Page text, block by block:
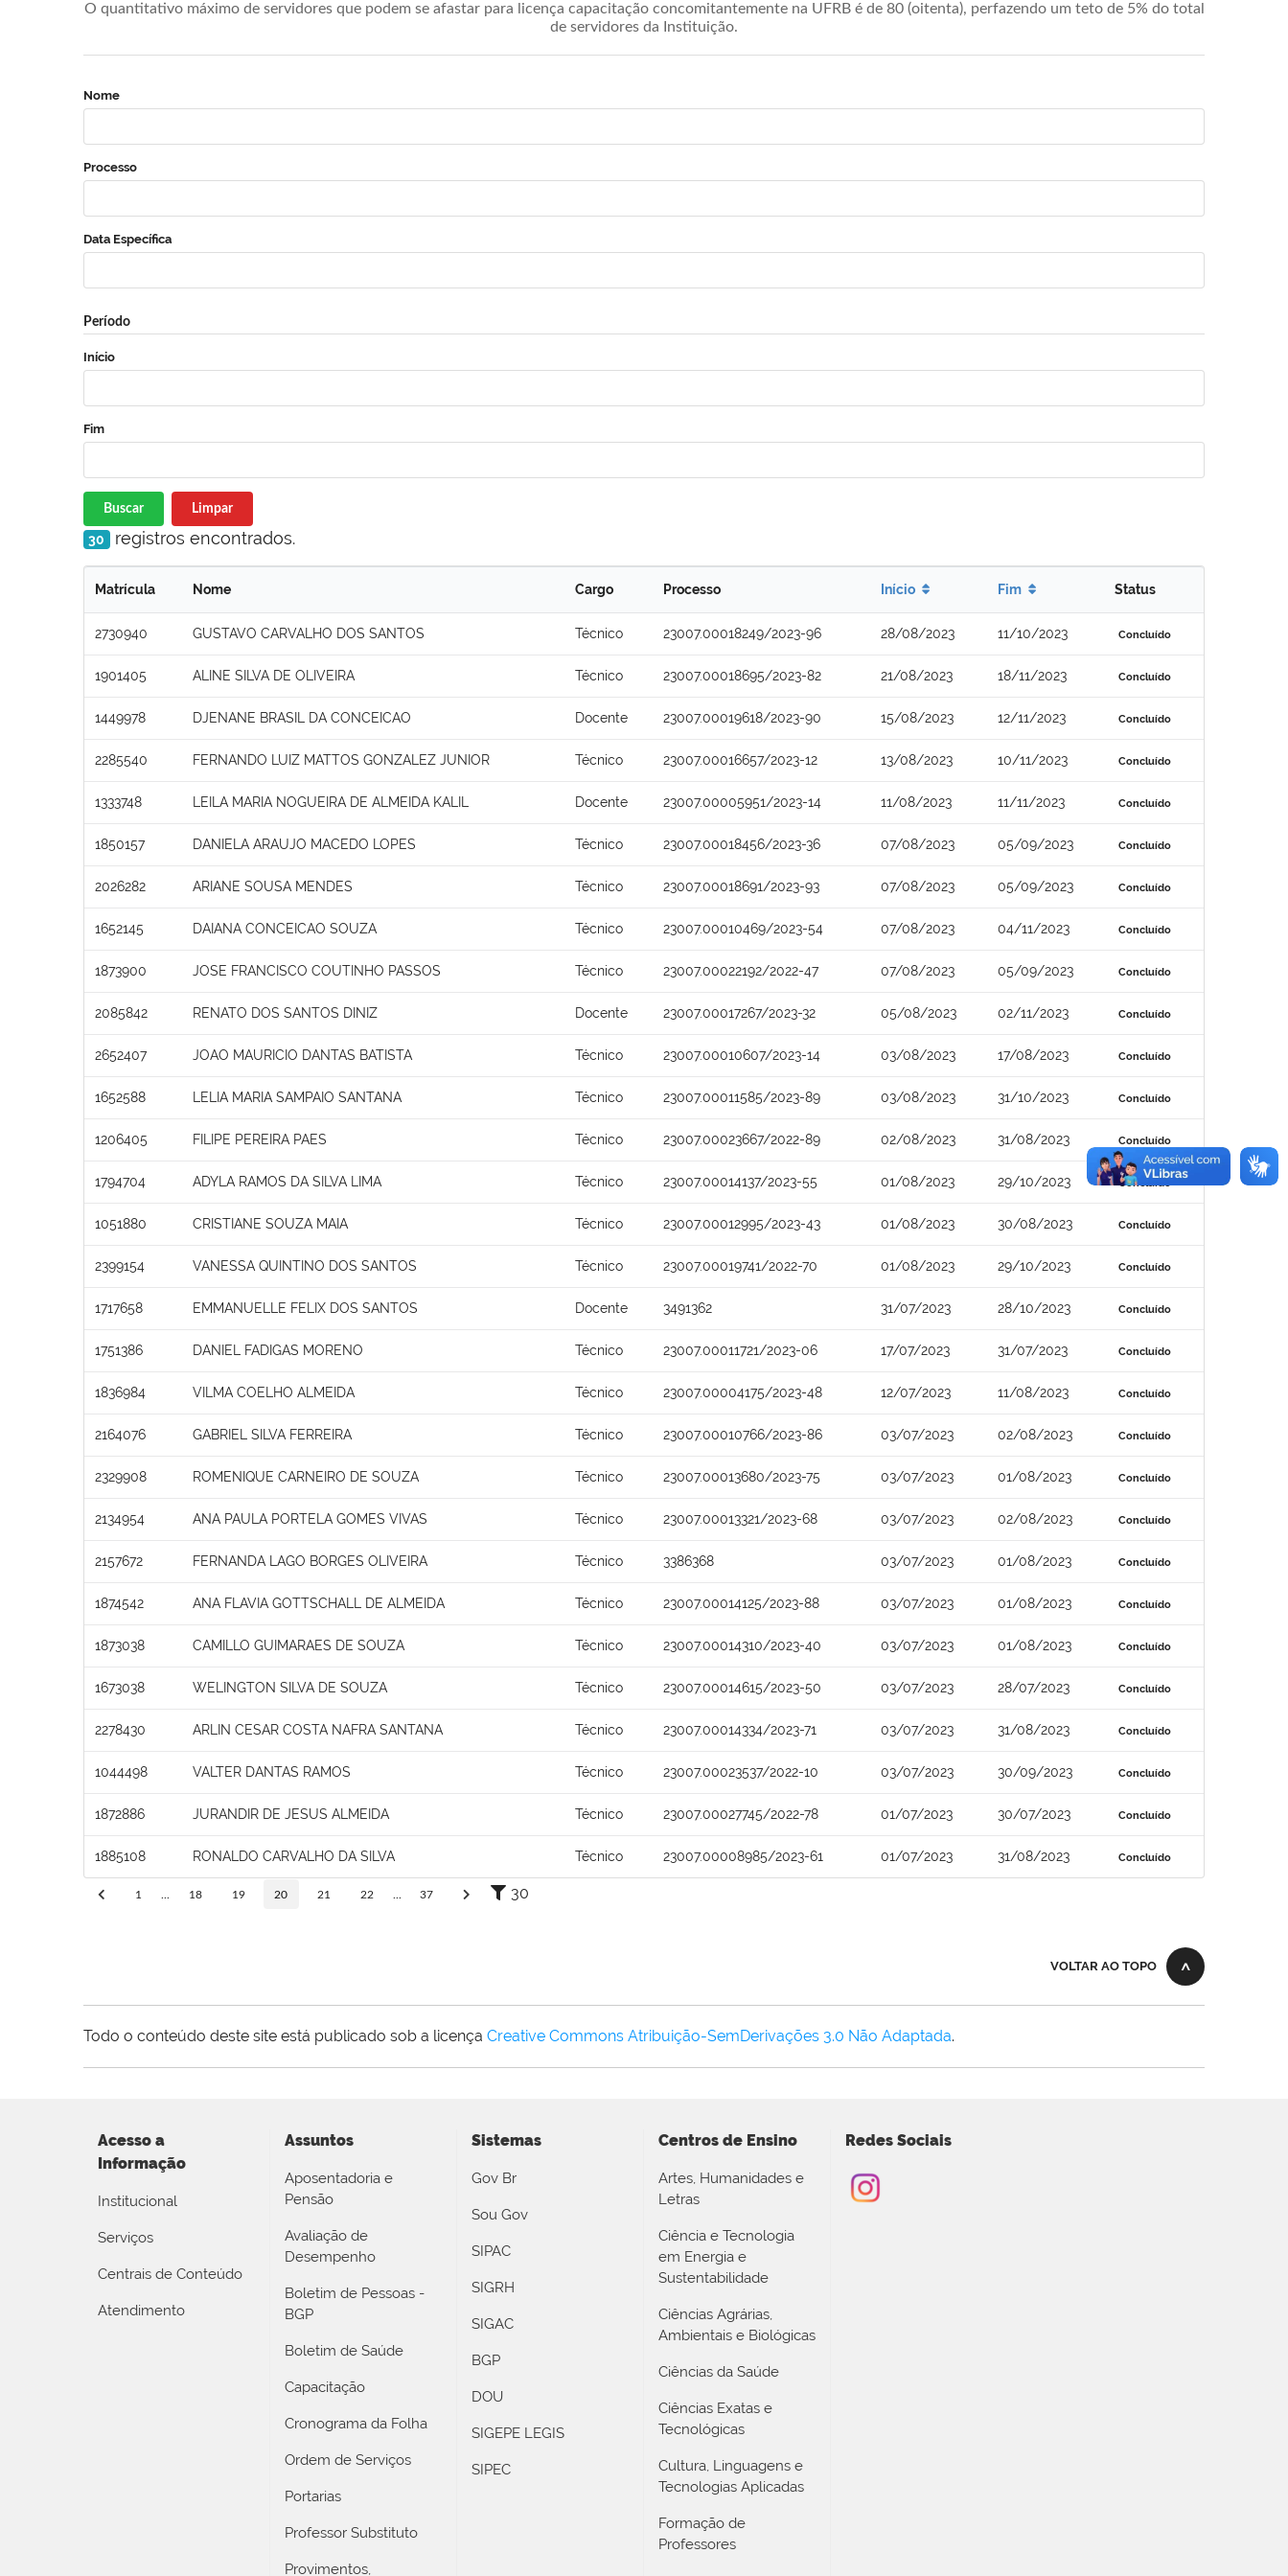
O quantitativo máximo de servidores que podem se afastar para licença capacitação concomitantemente na UFRB é de 80 (oitenta), perfazendo um teto de 5% do total
de servidores da Instituição.
Nome
Processo
Data Específica
Período
Início
Fim
Buscar Limpar
30 registros encontrados.
Matrícula Nome Cargo Processo Início Fim Status
2730940 GUSTAVO CARVALHO DOS SANTOS Técnico 23007.00018249/2023-96 28/08/2023 11/10/2023 Concluído
1901405 ALINE SILVA DE OLIVEIRA Técnico 23007.00018695/2023-82 21/08/2023 18/11/2023 Concluído
1449978 DJENANE BRASIL DA CONCEICAO Docente 23007.00019618/2023-90 15/08/2023 12/11/2023 Concluído
2285540 FERNANDO LUIZ MATTOS GONZALEZ JUNIOR Técnico 23007.00016657/2023-12 13/08/2023 10/11/2023 Concluído
1333748 LEILA MARIA NOGUEIRA DE ALMEIDA KALIL Docente 23007.00005951/2023-14 11/08/2023 11/11/2023 Concluído
1850157 DANIELA ARAUJO MACEDO LOPES Técnico 23007.00018456/2023-36 07/08/2023 05/09/2023 Concluído
2026282 ARIANE SOUSA MENDES Técnico 23007.00018691/2023-93 07/08/2023 05/09/2023 Concluído
1652145 DAIANA CONCEICAO SOUZA Técnico 23007.00010469/2023-54 07/08/2023 04/11/2023 Concluído
1873900 JOSE FRANCISCO COUTINHO PASSOS Técnico 23007.00022192/2022-47 07/08/2023 05/09/2023 Concluído
2085842 RENATO DOS SANTOS DINIZ Docente 23007.00017267/2023-32 05/08/2023 02/11/2023 Concluído
2652407 JOAO MAURICIO DANTAS BATISTA Técnico 23007.00010607/2023-14 03/08/2023 17/08/2023 Concluído
1652588 LELIA MARIA SAMPAIO SANTANA Técnico 23007.00011585/2023-89 03/08/2023 31/10/2023 Concluído
1206405 FILIPE PEREIRA PAES Técnico 23007.00023667/2022-89 02/08/2023 31/08/2023 Concluído
1794704 ADYLA RAMOS DA SILVA LIMA Técnico 23007.00014137/2023-55 01/08/2023 29/10/2023 Concluído
1051880 CRISTIANE SOUZA MAIA Técnico 23007.00012995/2023-43 01/08/2023 30/08/2023 Concluído
2399154 VANESSA QUINTINO DOS SANTOS Técnico 23007.00019741/2022-70 01/08/2023 29/10/2023 Concluído
1717658 EMMANUELLE FELIX DOS SANTOS Docente 3491362 31/07/2023 28/10/2023 Concluído
1751386 DANIEL FADIGAS MORENO Técnico 23007.00011721/2023-06 17/07/2023 31/07/2023 Concluído
1836984 VILMA COELHO ALMEIDA Técnico 23007.00004175/2023-48 12/07/2023 11/08/2023 Concluído
2164076 GABRIEL SILVA FERREIRA Técnico 23007.00010766/2023-86 03/07/2023 02/08/2023 Concluído
2329908 ROMENIQUE CARNEIRO DE SOUZA Técnico 23007.00013680/2023-75 03/07/2023 01/08/2023 Concluído
2134954 ANA PAULA PORTELA GOMES VIVAS Técnico 23007.00013321/2023-68 03/07/2023 02/08/2023 Concluído
2157672 FERNANDA LAGO BORGES OLIVEIRA Técnico 3386368 03/07/2023 01/08/2023 Concluído
1874542 ANA FLAVIA GOTTSCHALL DE ALMEIDA Técnico 23007.00014125/2023-88 03/07/2023 01/08/2023 Concluído
1873038 CAMILLO GUIMARAES DE SOUZA Técnico 23007.00014310/2023-40 03/07/2023 01/08/2023 Concluído
1673038 WELINGTON SILVA DE SOUZA Técnico 23007.00014615/2023-50 03/07/2023 28/07/2023 Concluído
2278430 ARLIN CESAR COSTA NAFRA SANTANA Técnico 23007.00014334/2023-71 03/07/2023 31/08/2023 Concluído
1044498 VALTER DANTAS RAMOS Técnico 23007.00023537/2022-10 03/07/2023 30/09/2023 Concluído
1872886 JURANDIR DE JESUS ALMEIDA Técnico 23007.00027745/2022-78 01/07/2023 30/07/2023 Concluído
1885108 RONALDO CARVALHO DA SILVA Técnico 23007.00008985/2023-61 01/07/2023 31/08/2023 Concluído
1 18 19 20 21 22 37 30
VOLTAR AO TOPO
Todo o conteúdo deste site está publicado sob a licença Creative Commons Atribuição-SemDerivações 3.0 Não Adaptada.
Acesso a
Informação
Institucional
Serviços
Centrais de Conteúdo
Atendimento
Assuntos
Aposentadoria e
Pensão
Avaliação de
Desempenho
Boletim de Pessoas -
BGP
Boletim de Saúde
Capacitação
Cronograma da Folha
Ordem de Serviços
Portarias
Professor Substituto
Provimentos,
Sistemas
Gov Br
Sou Gov
SIPAC
SIGRH
SIGAC
BGP
DOU
SIGEPE LEGIS
SIPEC
Centros de Ensino
Artes, Humanidades e
Letras
Ciência e Tecnologia
em Energia e
Sustentabilidade
Ciências Agrárias,
Ambientais e Biológicas
Ciências da Saúde
Ciências Exatas e
Tecnológicas
Cultura, Linguagens e
Tecnologias Aplicadas
Formação de
Professores
Redes Sociais